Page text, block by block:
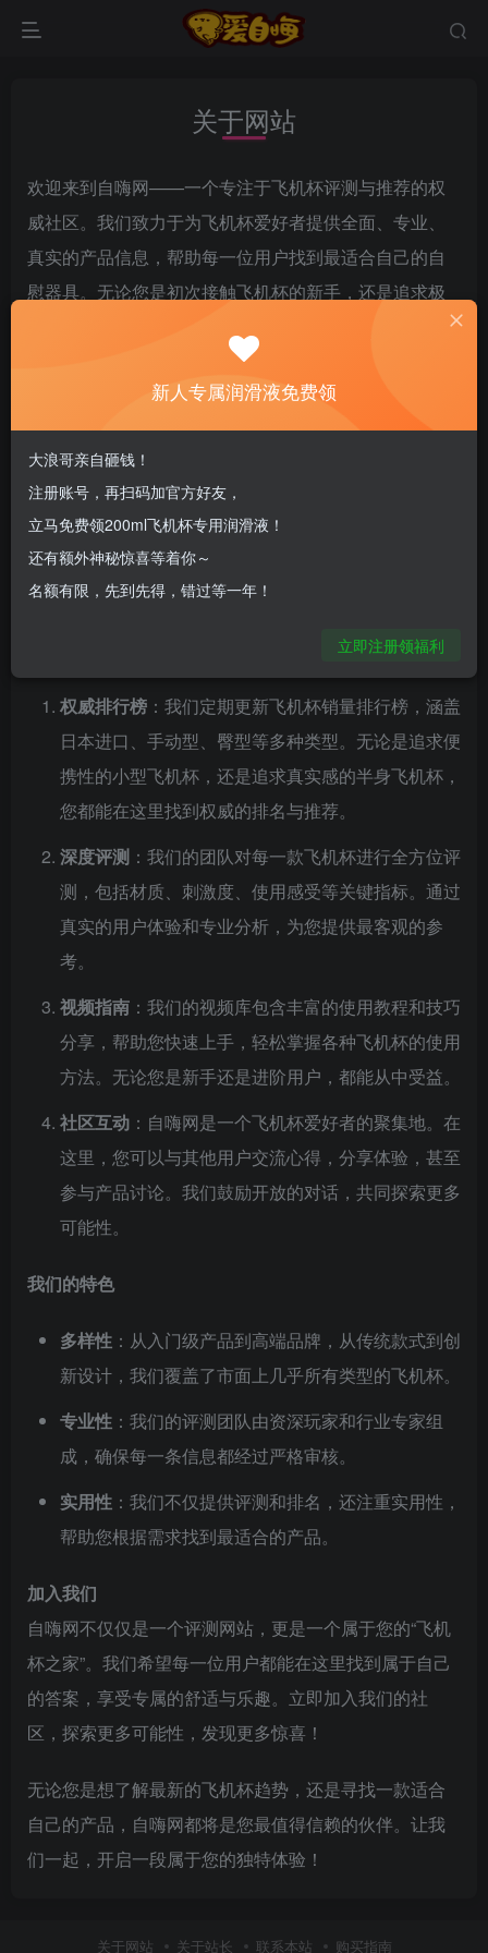
关于网站
欢迎来到自嗨网——一个专注于飞机杯评测与推荐的权
威社区。我们致力于为飞机杯爱好者提供全面、专业、
真实的产品信息，帮助每一位用户找到最适合自己的自
慰器具。无论您是初次接触飞机杯的新手，还是追求极
测平台。我们相信，每个人都有权利享受高品质的个人
体验，而选择一款合适的飞机杯是其中的关键一步。通
过深度评测、排行榜推荐和使用指南，我们希望帮助用
户在众多品牌和产品中做出明智的选择，同时消除购买
时的困惑与顾虑。
权威排行榜 ：我们定期更新飞机杯销量排行榜，涵盖
日本进口、手动型、臀型等多种类型。无论是追求便
携性的小型飞机杯，还是追求真实感的半身飞机杯，
您都能在这里找到权威的排名与推荐。
深度评测 ：我们的团队对每一款飞机杯进行全方位评
测，包括材质、刺激度、使用感受等关键指标。通过
真实的用户体验和专业分析，为您提供最客观的参
考。
视频指南 ：我们的视频库包含丰富的使用教程和技巧
分享，帮助您快速上手，轻松掌握各种飞机杯的使用
方法。无论您是新手还是进阶用户，都能从中受益。
社区互动 ：自嗨网是一个飞机杯爱好者的聚集地。在
这里，您可以与其他用户交流心得，分享体验，甚至
参与产品讨论。我们鼓励开放的对话，共同探索更多
可能性。
我们的特色
多样性 ：从入门级产品到高端品牌，从传统款式到创
新设计，我们覆盖了市面上几乎所有类型的飞机杯。
专业性 ：我们的评测团队由资深玩家和行业专家组
成，确保每一条信息都经过严格审核。
实用性 ：我们不仅提供评测和排名，还注重实用性，
帮助您根据需求找到最适合的产品。
加入我们
自嗨网不仅仅是一个评测网站，更是一个属于您的“飞机
杯之家”。我们希望每一位用户都能在这里找到属于自己
的答案，享受专属的舒适与乐趣。立即加入我们的社
区，探索更多可能性，发现更多惊喜！
无论您是想了解最新的飞机杯趋势，还是寻找一款适合
自己的产品，自嗨网都将是您最值得信赖的伙伴。让我
们一起，开启一段属于您的独特体验！
关于网站 关于站长 联系本站 购买指南
新人专属润滑液免费领
大浪哥亲自砸钱！
注册账号，再扫码加官方好友，
立马免费领200ml飞机杯专用润滑液！
还有额外神秘惊喜等着你～
名额有限，先到先得，错过等一年！
立即注册领福利